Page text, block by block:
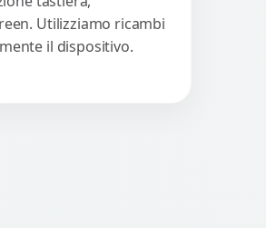
Utilizziamo ricambi
il dispositivo.